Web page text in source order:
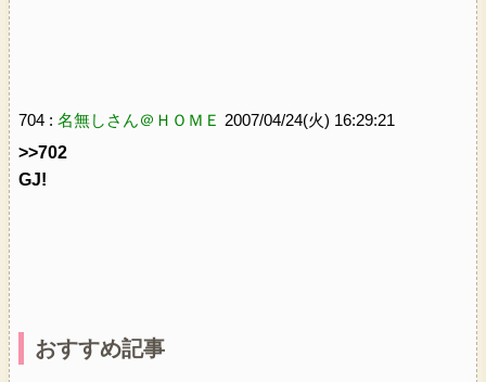
704 : 名無しさん＠ＨＯＭＥ 2007/04/24(火) 16:29:21
>>702
GJ!
おすすめ記事